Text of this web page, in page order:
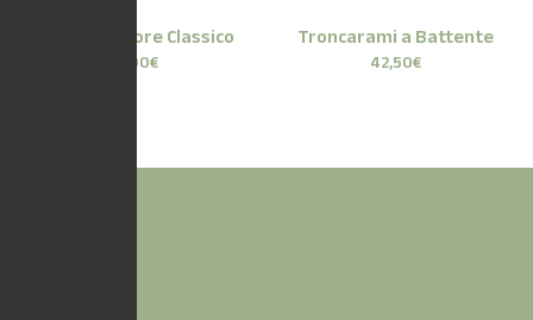
Trapiantatore Classico
6,00€
Troncarami a Battente
42,50€